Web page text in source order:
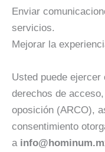
Enviar
servicios.
Mejorar la
Usted puede ejercer
derechos de
oposición (ARCO),
consentimiento
a